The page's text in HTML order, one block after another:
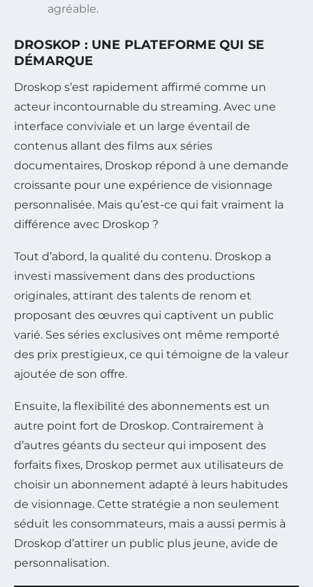
agréable.
DROSKOP : UNE PLATEFORME QUI SE
DÉMARQUE
Droskop s’est rapidement affirmé comme un
acteur incontournable du streaming. Avec une
interface conviviale et un large éventail de
contenus allant des films aux séries
documentaires, Droskop répond à une demande
croissante pour une expérience de visionnage
personnalisée. Mais qu’est-ce qui fait vraiment la
différence avec Droskop ?
Tout d’abord, la qualité du contenu. Droskop a
investi massivement dans des productions
originales, attirant des talents de renom et
proposant des œuvres qui captivent un public
varié. Ses séries exclusives ont même remporté
des prix prestigieux, ce qui témoigne de la valeur
ajoutée de son offre.
Ensuite, la flexibilité des abonnements est un
autre point fort de Droskop. Contrairement à
d’autres géants du secteur qui imposent des
forfaits fixes, Droskop permet aux utilisateurs de
choisir un abonnement adapté à leurs habitudes
de visionnage. Cette stratégie a non seulement
séduit les consommateurs, mais a aussi permis à
Droskop d’attirer un public plus jeune, avide de
personnalisation.